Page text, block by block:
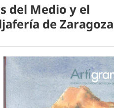
del Medio y el
de Zaragoza